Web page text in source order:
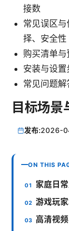
接数
常见误区
择、安全性
购买清单
安装与设
常见问题解
目标场景
发布:2026-
ON THIS
家庭日
游戏玩
高清视